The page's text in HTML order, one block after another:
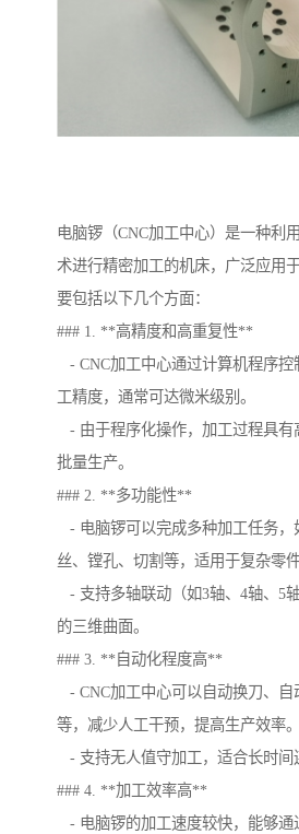
电脑锣（CNC加工中心）是一种利
术进行精密加工的机床，广泛应用
要包括以下几个方面：
### 1. **高精度和高重复性**
- CNC加工中心通过计算机程序控
工精度，通常可达微米级别。
- 由于程序化操作，加工过程具有
批量生产。
### 2. **多功能性**
- 电脑锣可以完成多种加工任务，
丝、镗孔、切割等，适用于复杂零件
- 支持多轴联动（如3轴、4轴、5
的三维曲面。
### 3. **自动化程度高**
- CNC加工中心可以自动换刀、自
等，减少人工干预，提高生产效率。
- 支持无人值守加工，适合长时间
### 4. **加工效率高**
- 电脑锣的加工速度较快，能够通